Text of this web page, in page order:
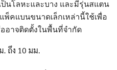
ป็นโลหะและบาง และมีรุ่นสแตน
พ็คแบนขนาดเล็กเหล่านี้ใช้เพื่อ
อาจติดตั้งในพื้นที่จํากัด
. ถึง 10 มม.